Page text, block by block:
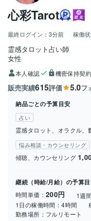
心彩Tarot
最終ログイン： 3分前 稼働
霊感タロット占い師
女性
本人確認 機密保持契
販売実績615評価 5.0フ
納品ごとの予算目安
占い
霊感タロット、オラクル、
悩み相談・カウンセリング
傾聴、カウンセリング
継続（時給/月給）の予算
時間単価： 200円 1週
1日の稼働時間：4時間
勤務場所： フルリモート